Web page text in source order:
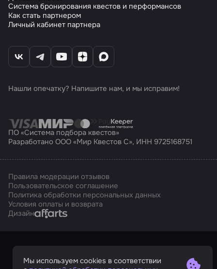
Система бронирования квестов и перформансов
Как стать партнером
Личный кабинет партнера
Нашли опечатку? Напишите нам, и мы исправим!
ПО «Система подбора квестов»
Разработано ООО «Мир Квестов С», ИНН 9725168751
Правила модерации отзывов
Пользовательское соглашение
Политика обработки персональных данных
Условия оплаты и возврата
ДизайнAffarts
Мы используем cookies в соответствии